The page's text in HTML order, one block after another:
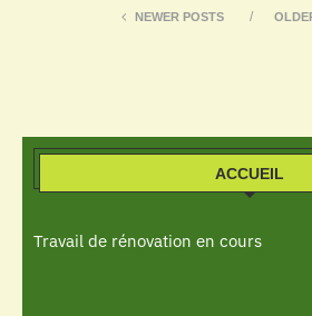
NEWER POSTS
ACCUEIL
Travail de rénovation en cours